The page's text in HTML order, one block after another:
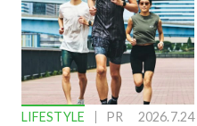
LIFESTYLE PR 2026.7.24